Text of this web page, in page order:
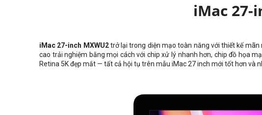
iMac 27-
iMac 27-inch MXWU2trở lại trong diện mạo toàn năng với thiết kế
cao trải nghiệm bằng mọi cách với chip xử lý nhanh hơn, chip đồ họa
Retina 5K đẹp mắt — tất cả hội tụ trên mẫu iMac 27 inch mới tốt hơn và